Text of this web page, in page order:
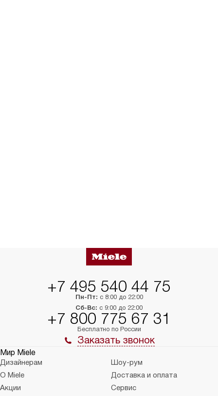
+7 495 540 44 75
Пн-Пт: с 8:00 до 22:00
Сб-Вс: с 9:00 до 22:00
+7 800 775 67 31
Бесплатно по России
Заказать звонок
Мир Miele
Дизайнерам
Шоу-рум
О Miele
Доставка и оплата
Акции
Сервис